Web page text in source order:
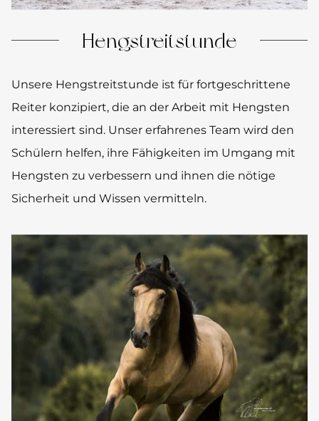
Hengstreitstunde
Unsere Hengstreitstunde ist für fortgeschrittene
Reiter konzipiert, die an der Arbeit mit Hengsten
interessiert sind. Unser erfahrenes Team wird den
Schülern helfen, ihre Fähigkeiten im Umgang mit
Hengsten zu verbessern und ihnen die nötige
Sicherheit und Wissen vermitteln.